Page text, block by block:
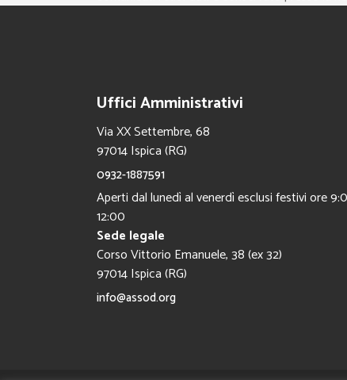
Uffici Amministrativi
Via XX Settembre, 68
97014 Ispica (RG)
0932-1887591
Aperti dal lunedì al venerdì esclusi festivi ore
12:00
Sede legale
Corso Vittorio Emanuele, 38 (ex 32)
97014 Ispica (RG)
info@assod.org